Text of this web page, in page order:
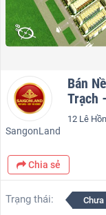
SangonLand
Bán
Trạch
12 Lê
Chia sẻ
Trạng thái: Chưa